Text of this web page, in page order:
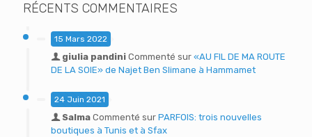
RÉCENTS COMMENTAIRES
15 Mars 2022
giulia pandini Commenté sur «AU FIL DE MA ROUTE
DE LA SOIE» de Najet Ben Slimane à Hammamet
24 Juin 2021
Salma Commenté sur PARFOIS: trois nouvelles
boutiques à Tunis et à Sfax